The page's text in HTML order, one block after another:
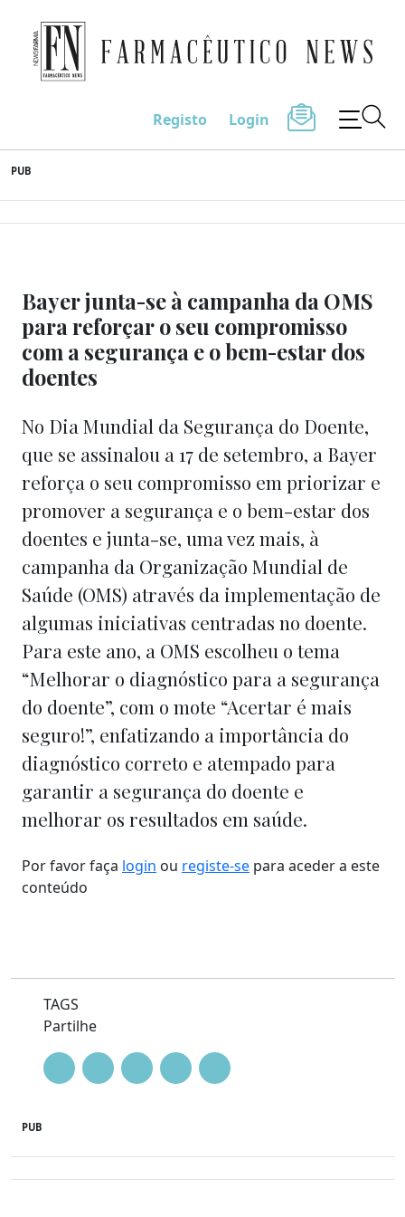
to
content
Farmacêutico News
Registo Login
PUB
Bayer junta-se à campanha da OMS
para reforçar o seu compromisso
com a segurança e o bem-estar dos
doentes
No Dia Mundial da Segurança do Doente,
que se assinalou a 17 de setembro, a Bayer
reforça o seu compromisso em priorizar e
promover a segurança e o bem-estar dos
doentes e junta-se, uma vez mais, à
campanha da Organização Mundial de
Saúde (OMS) através da implementação de
algumas iniciativas centradas no doente.
Para este ano, a OMS escolheu o tema
“Melhorar o diagnóstico para a segurança
do doente”, com o mote “Acertar é mais
seguro!”, enfatizando a importância do
diagnóstico correto e atempado para
garantir a segurança do doente e
melhorar os resultados em saúde.
Por favor faça login ou registe-se para aceder a este
conteúdo
TAGS
Partilhe
PUB